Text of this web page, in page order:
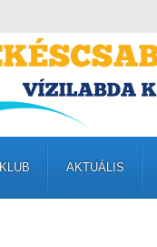
KLUB AKTUÁLIS